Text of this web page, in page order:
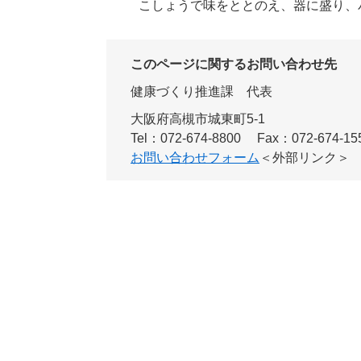
こしょうで味をととのえ、器に盛り、
このページに関するお問い合わせ先
健康づくり推進課
代表
大阪府高槻市城東町5-1
Tel：072-674-8800
Fax：072-674-
お問い合わせフォーム ＜外部リンク＞